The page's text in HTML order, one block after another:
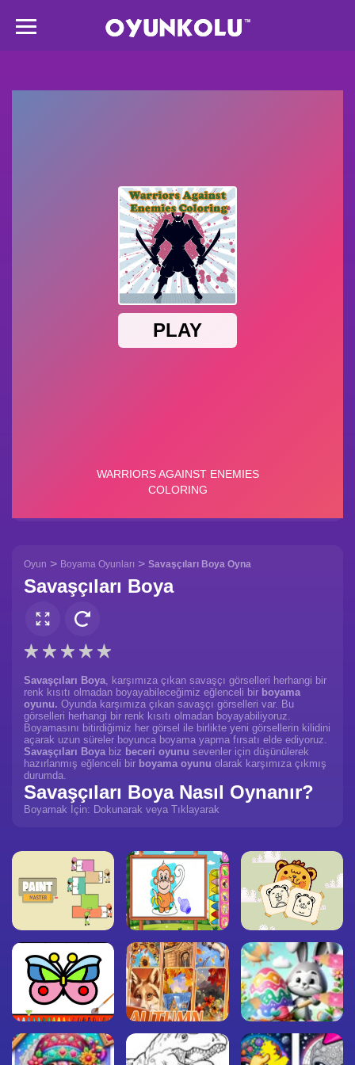
Oyun > Boyama Oyunları > Savaşçıları Boya Oyna
Savaşçıları Boya
Savaşçıları Boya, karşımıza çıkan savaşçı görselleri herhangi bir
renk kısıtı olmadan boyayabileceğimiz eğlenceli bir boyama
oyunu. Oyunda karşımıza çıkan savaşçı görselleri var. Bu
görselleri herhangi bir renk kısıtı olmadan boyayabiliyoruz.
Boyamasını bitirdiğimiz her görsel ile birlikte yeni görsellerin kilidini
açarak uzun süreler boyunca boyama yapma fırsatı elde ediyoruz.
Savaşçıları Boyabiz beceri oyunu sevenler için düşünülerek
hazırlanmış eğlenceli bir boyama oyunu olarak karşımıza çıkmış
durumda.
Savaşçıları Boya Nasıl Oynanır?
Boyamak İçin: Dokunarak veya Tıklayarak